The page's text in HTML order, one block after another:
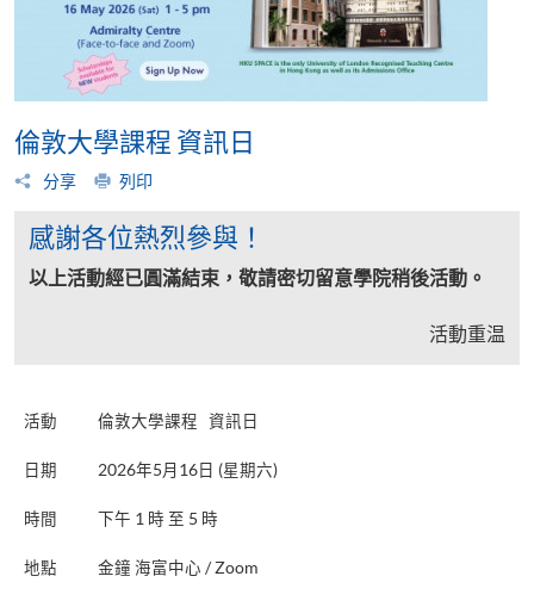
倫敦大學課程 資訊日
分享 列印
感謝各位熱烈參與！
以上活動經已圓滿結束，敬請密切留意學院稍後活動。
活動重温
活動 倫敦大學課程 資訊日
日期 2026年5月16日 (星期六)
時間 下午 1 時 至 5 時
地點 金鐘 海富中心 / Zoom